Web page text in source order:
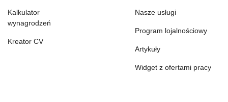
Kalkulator
wynagrodzeń
Kreator CV
Nasze usługi
Program lojalnościowy
Artykuły
Widget z ofertami pracy